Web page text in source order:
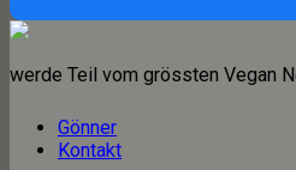
werde Teil vom grössten Vegan
Gönner
Kontakt